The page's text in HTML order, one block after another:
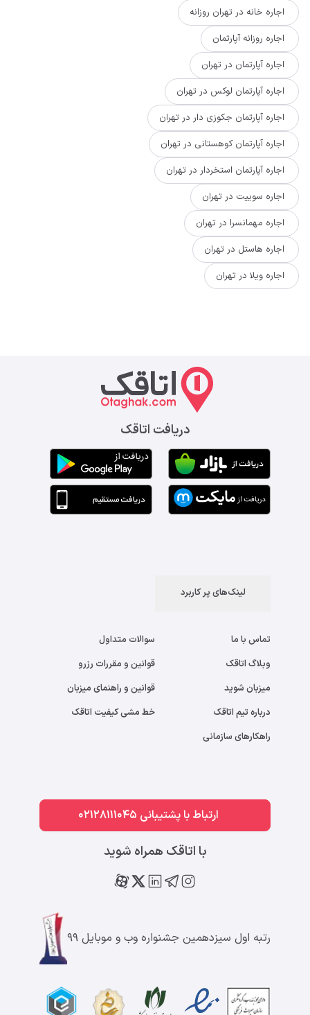
اجاره خانه در تهران روزانه
اجاره روزانه آپارتمان
اجاره آپارتمان در تهران
اجاره آپارتمان لوکس در تهران
اجاره آپارتمان جکوزی دار در تهران
اجاره آپارتمان کوهستانی در تهران
اجاره آپارتمان استخردار در تهران
اجاره سوییت در تهران
اجاره مهمانسرا در تهران
اجاره هاستل در تهران
اجاره ویلا در تهران
دریافت اتاقک
لینک‌های پر کاربرد
تماس با ما
وبلاگ اتاقک
میزبان شوید
درباره تیم اتاقک
راهکارهای سازمانی
سوالات متداول
قوانین و مقررات رزرو
قوانین و راهنمای میزبان
خط مشی کیفیت اتاقک
ارتباط با پشتیبانی 02128111045
با اتاقک همراه شوید
رتبه اول سیزدهمین جشنواره وب و موبایل ۹۹